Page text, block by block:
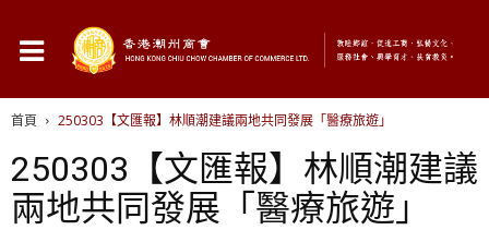
首頁 250303【文匯報】林順潮建議兩地共同發展「醫療旅遊」
250303【文匯報】林順潮建議
兩地共同發展「醫療旅遊」